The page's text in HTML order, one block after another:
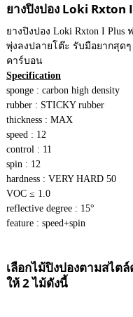
ยางปิงปอง Loki Rxton
ยางปิงปอง Loki Rxton I
พุ่งลงปลายโต๊ะ รับมือยากสุด
คาร์บอน
Specification
sponge : carbon high density
rubber : STICKY rubber
thickness : MAX
speed : 12
control : 11
spin : 12
hardness : VERY HARD 50
VOC ≤ 1.0
reflective degree : 15°
feature : speed+spin
เลือกไม้ปิงปองตามสไต
ให้ 2 ไม้ดังนี้